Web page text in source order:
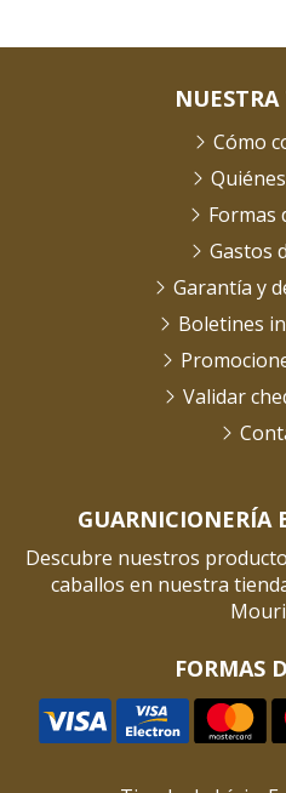
GUARNICIONERÍA
Descubre nuestros
caballos en nuestra
FORMAS
Cómo
Formas
Gastos
Garantía y
Boletines
Validar